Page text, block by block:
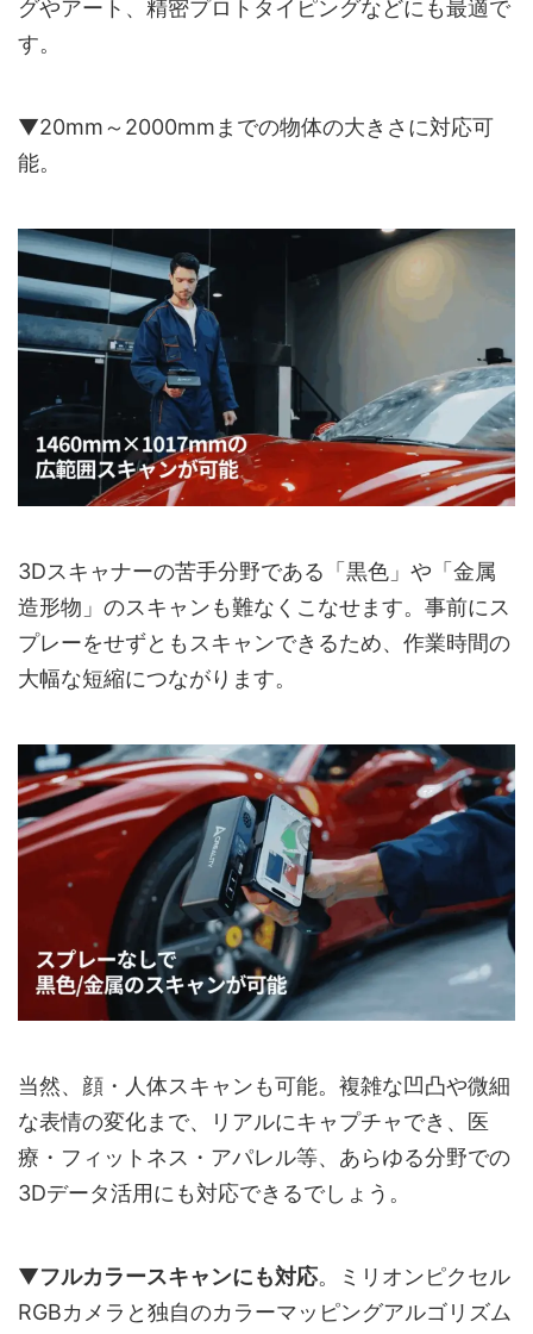
グやアート、精密プロトタイピングなどにも最適で
す。
▼20mm～2000mmまでの物体の大きさに対応可
能。
3Dスキャナーの苦手分野である「黒色」や「金属
造形物」のスキャンも難なくこなせます。事前にス
プレーをせずともスキャンできるため、作業時間の
大幅な短縮につながります。
当然、顔・人体スキャンも可能。複雑な凹凸や微細
な表情の変化まで、リアルにキャプチャでき、医
療・フィットネス・アパレル等、あらゆる分野での
3Dデータ活用にも対応できるでしょう。
▼フルカラースキャンにも対応。ミリオンピクセル
RGBカメラと独自のカラーマッピングアルゴリズム